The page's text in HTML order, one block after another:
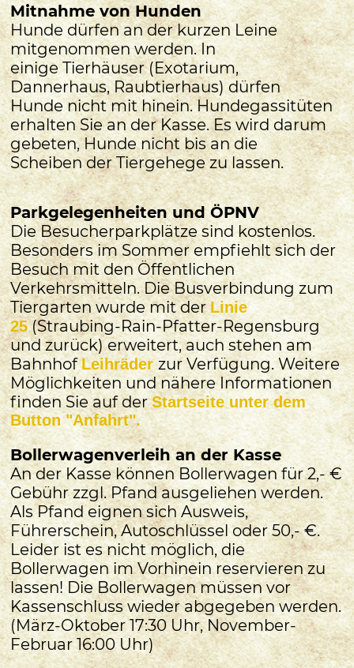
Mitnahme von Hunden
Hunde dürfen an der kurzen Leine
mitgenommen werden. In
einige Tierhäuser (Exotarium,
Dannerhaus, Raubtierhaus) dürfen
Hunde nicht mit hinein. Hundegassitüten
erhalten Sie an der Kasse. Es wird darum
gebeten, Hunde nicht bis an die
Scheiben der Tiergehege zu lassen.
Parkgelegenheiten und ÖPNV
Die Besucherparkplätze sind kostenlos.
Besonders im Sommer empfiehlt sich der
Besuch mit den Öffentlichen
Verkehrsmitteln. Die Busverbindung zum
Tiergarten wurde mit derLinie
25(Straubing-Rain-Pfatter-Regensburg
und zurück) erweitert, auch stehen am
BahnhofLeihräderzur Verfügung. Weitere
Möglichkeiten und nähere Informationen
finden Sie auf derStartseite unter dem
Button "Anfahrt".
Bollerwagenverleih an der Kasse
An der Kasse können Bollerwagen für 2,- €
Gebühr zzgl. Pfand ausgeliehen werden.
Als Pfand eignen sich Ausweis,
Führerschein, Autoschlüssel oder 50,- €.
Leider ist es nicht möglich, die
Bollerwagen im Vorhinein reservieren zu
lassen! Die Bollerwagen müssen vor
Kassenschluss wieder abgegeben werden.
(März-Oktober 17:30 Uhr, November-
Februar 16:00 Uhr)